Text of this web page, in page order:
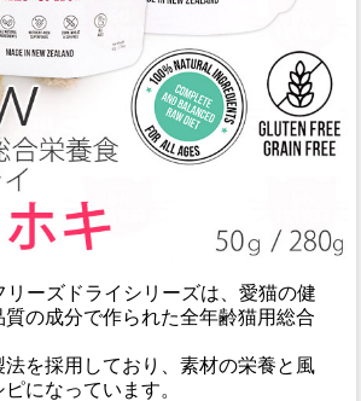
リーズドライシリーズは、愛猫の健
質の成分で作られた全年齢猫用総合
法を採用しており、素材の栄養と風
になっています。